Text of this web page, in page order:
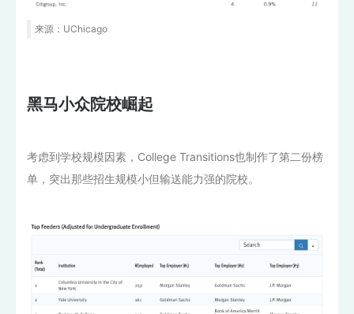
来源：UChicago
黑马小众院校崛起
考虑到学校规模因素，College Transitions也制作了第二份榜
单，突出那些招生规模小但输送能力强的院校。